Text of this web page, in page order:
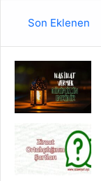
Son Eklenen